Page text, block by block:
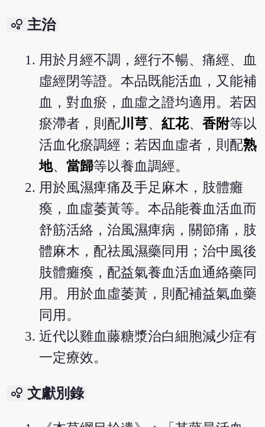
bubble_chart 主治
用於月經不調，經行不暢、痛經、血
虛經閉等證。本品既能活血，又能補
血，對血瘀，血虛之證均適用。若因
瘀滯者，則配川芎、紅花、香附等以
活血化瘀調經；若因血虛者，則配熟
地、當歸等以養血調經。
用於風濕痺痛及手足麻木，肢體癱
瘓，血虛萎黃等。本品能養血活血而
舒筋活絡，治風濕痺病，關節痛，肢
體麻木，配祛風濕藥同用；治中風後
肢體癱瘓，配益氣養血活血通絡藥同
用。用於血虛萎黃，則配補益氣血藥
同用。
近代以雞血藤糖漿治白細胞減少症有
一定療效。
bubble_chart 文獻別錄